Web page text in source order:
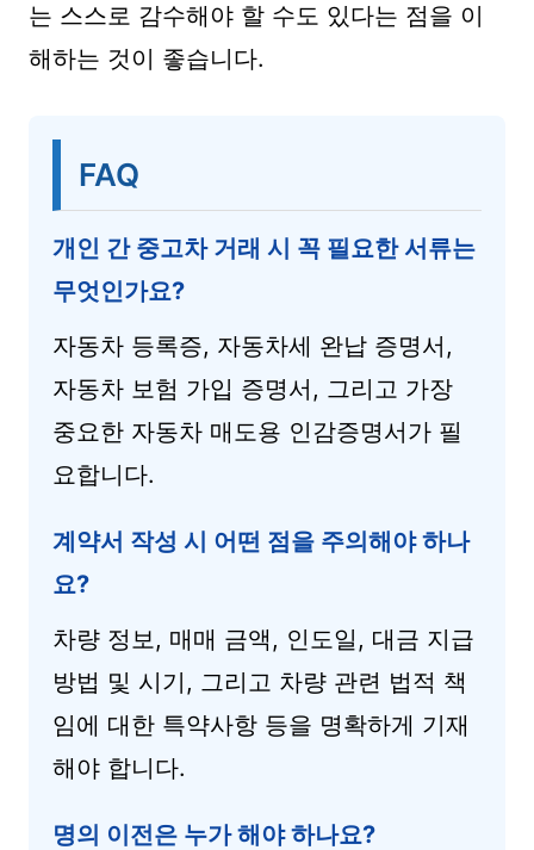
는 스스로 감수해야 할 수도 있다는 점을 이
해하는 것이 좋습니다.
FAQ
개인 간 중고차 거래 시 꼭 필요한 서류는
무엇인가요?
자동차 등록증, 자동차세 완납 증명서,
자동차 보험 가입 증명서, 그리고 가장
중요한 자동차 매도용 인감증명서가 필
요합니다.
계약서 작성 시 어떤 점을 주의해야 하나
요?
차량 정보, 매매 금액, 인도일, 대금 지급
방법 및 시기, 그리고 차량 관련 법적 책
임에 대한 특약사항 등을 명확하게 기재
해야 합니다.
명의 이전은 누가 해야 하나요?